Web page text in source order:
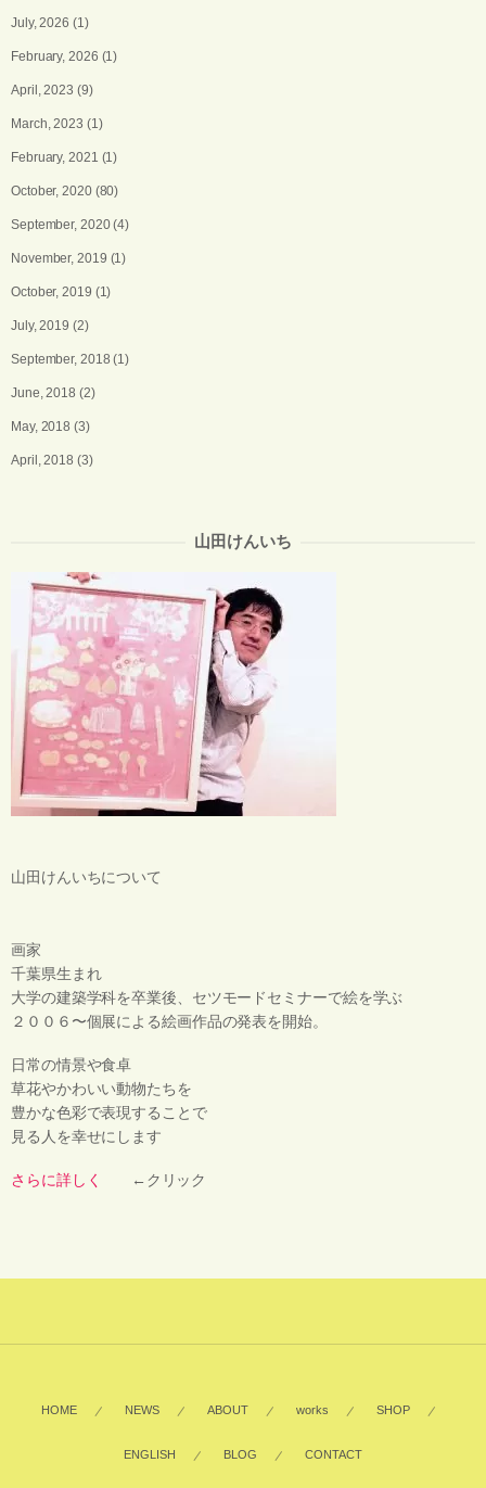
July, 2026 (1)
February, 2026 (1)
April, 2023 (9)
March, 2023 (1)
February, 2021 (1)
October, 2020(80)
September, 2020(4)
November, 2019 (1)
October, 2019 (1)
July, 2019 (2)
September, 2018 (1)
June, 2018 (2)
May, 2018 (3)
April, 2018 (3)
山田けんいち
山田けんいちについて
画家
千葉県生まれ
大学の建築学科を卒業後、セツモードセミナーで絵を学ぶ
２００６〜個展による絵画作品の発表を開始。
日常の情景や食卓
草花やかわいい動物たちを
豊かな色彩で表現することで
見る人を幸せにします
さらに詳しく ←クリック
HOME NEWS ABOUT works SHOP
ENGLISH BLOG CONTACT